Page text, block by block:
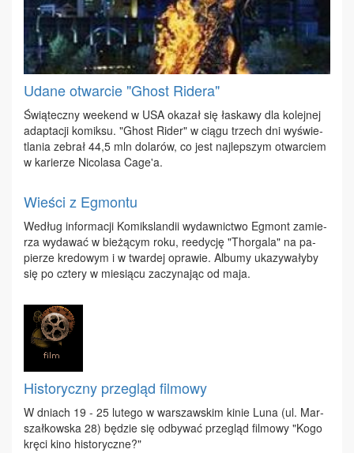
Udane otwarcie "Ghost Ridera"
Świą­tecz­ny week­end w USA oka­zał się ła­ska­wy dla ko­lej­nej
ad­ap­ta­cji ko­mik­su. "Ghost Ri­der" w cią­gu trzech dni wy­świe­
tla­nia ze­brał 44,5 mln do­la­rów, co jest naj­lep­szym otwar­ciem
w ka­rie­rze Ni­co­la­sa Ca­ge'a.
Wieści z Egmontu
We­dług in­for­ma­cji Ko­mik­slan­dii wy­daw­nic­two Eg­mont za­mie­
rza wy­da­wać w bie­żą­cym ro­ku, re­edy­cję "Thor­ga­la" na pa­
pie­rze kre­do­wym i w twar­dej opra­wie. Al­bu­my uka­zy­wa­ły­by
się po czte­ry w mie­sią­cu za­czy­na­jąc od ma­ja.
Historyczny przegląd filmowy
W dniach 19 - 25 lu­te­go w war­szaw­skim ki­nie Lu­na (ul. Mar­
szał­kow­ska 28) bę­dzie się od­by­wać prze­gląd fil­mo­wy "Ko­go
krę­ci ki­no hi­sto­rycz­ne?"